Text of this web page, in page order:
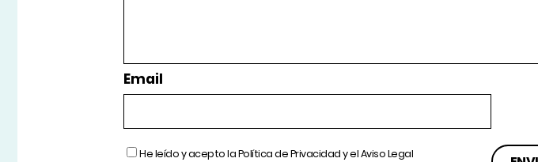
Email
He leído y acepto laPolítica de Privacidady elAviso Legal